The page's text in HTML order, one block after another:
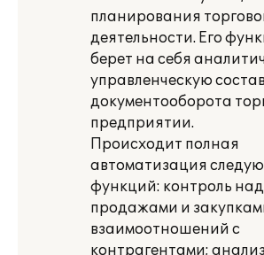
планирования
деятельности. Его
берет на себя
управленческую
документооборота
предприятии.
Происходит полная
автоматизация
функций: контроль над
продажами и
взаимоотношений с
контрагентами;